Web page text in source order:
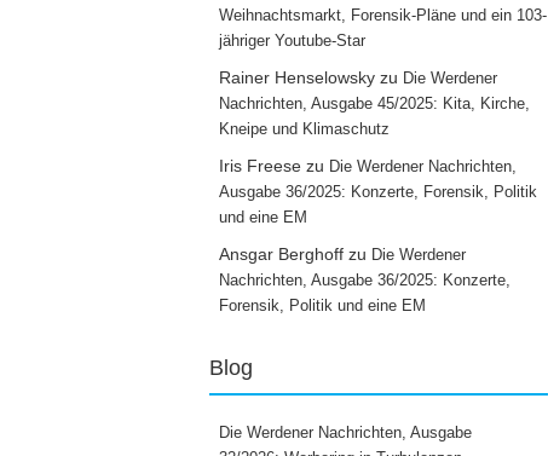
Weihnachtsmarkt, Forensik-Pläne und ein 103-
jähriger Youtube-Star
Rainer Henselowsky zu Die Werdener
Nachrichten, Ausgabe 45/2025: Kita, Kirche,
Kneipe und Klimaschutz
Iris Freese zu Die Werdener Nachrichten,
Ausgabe 36/2025: Konzerte, Forensik, Politik
und eine EM
Ansgar Berghoff zu Die Werdener
Nachrichten, Ausgabe 36/2025: Konzerte,
Forensik, Politik und eine EM
Blog
Die Werdener Nachrichten, Ausgabe